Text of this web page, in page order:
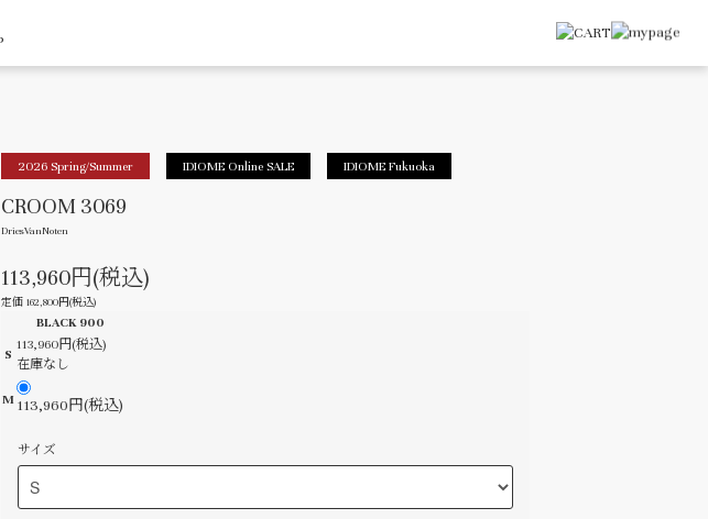
2026 Spring/Summer IDIOME Online SALE IDIOME Fukuoka
CROOM 3069
DriesVanNoten
113,960円(税込)
定価 162,800円(税込)
BLACK 900
S
113,960円(税込)
在庫なし
M 113,960円(税込)
サイズ